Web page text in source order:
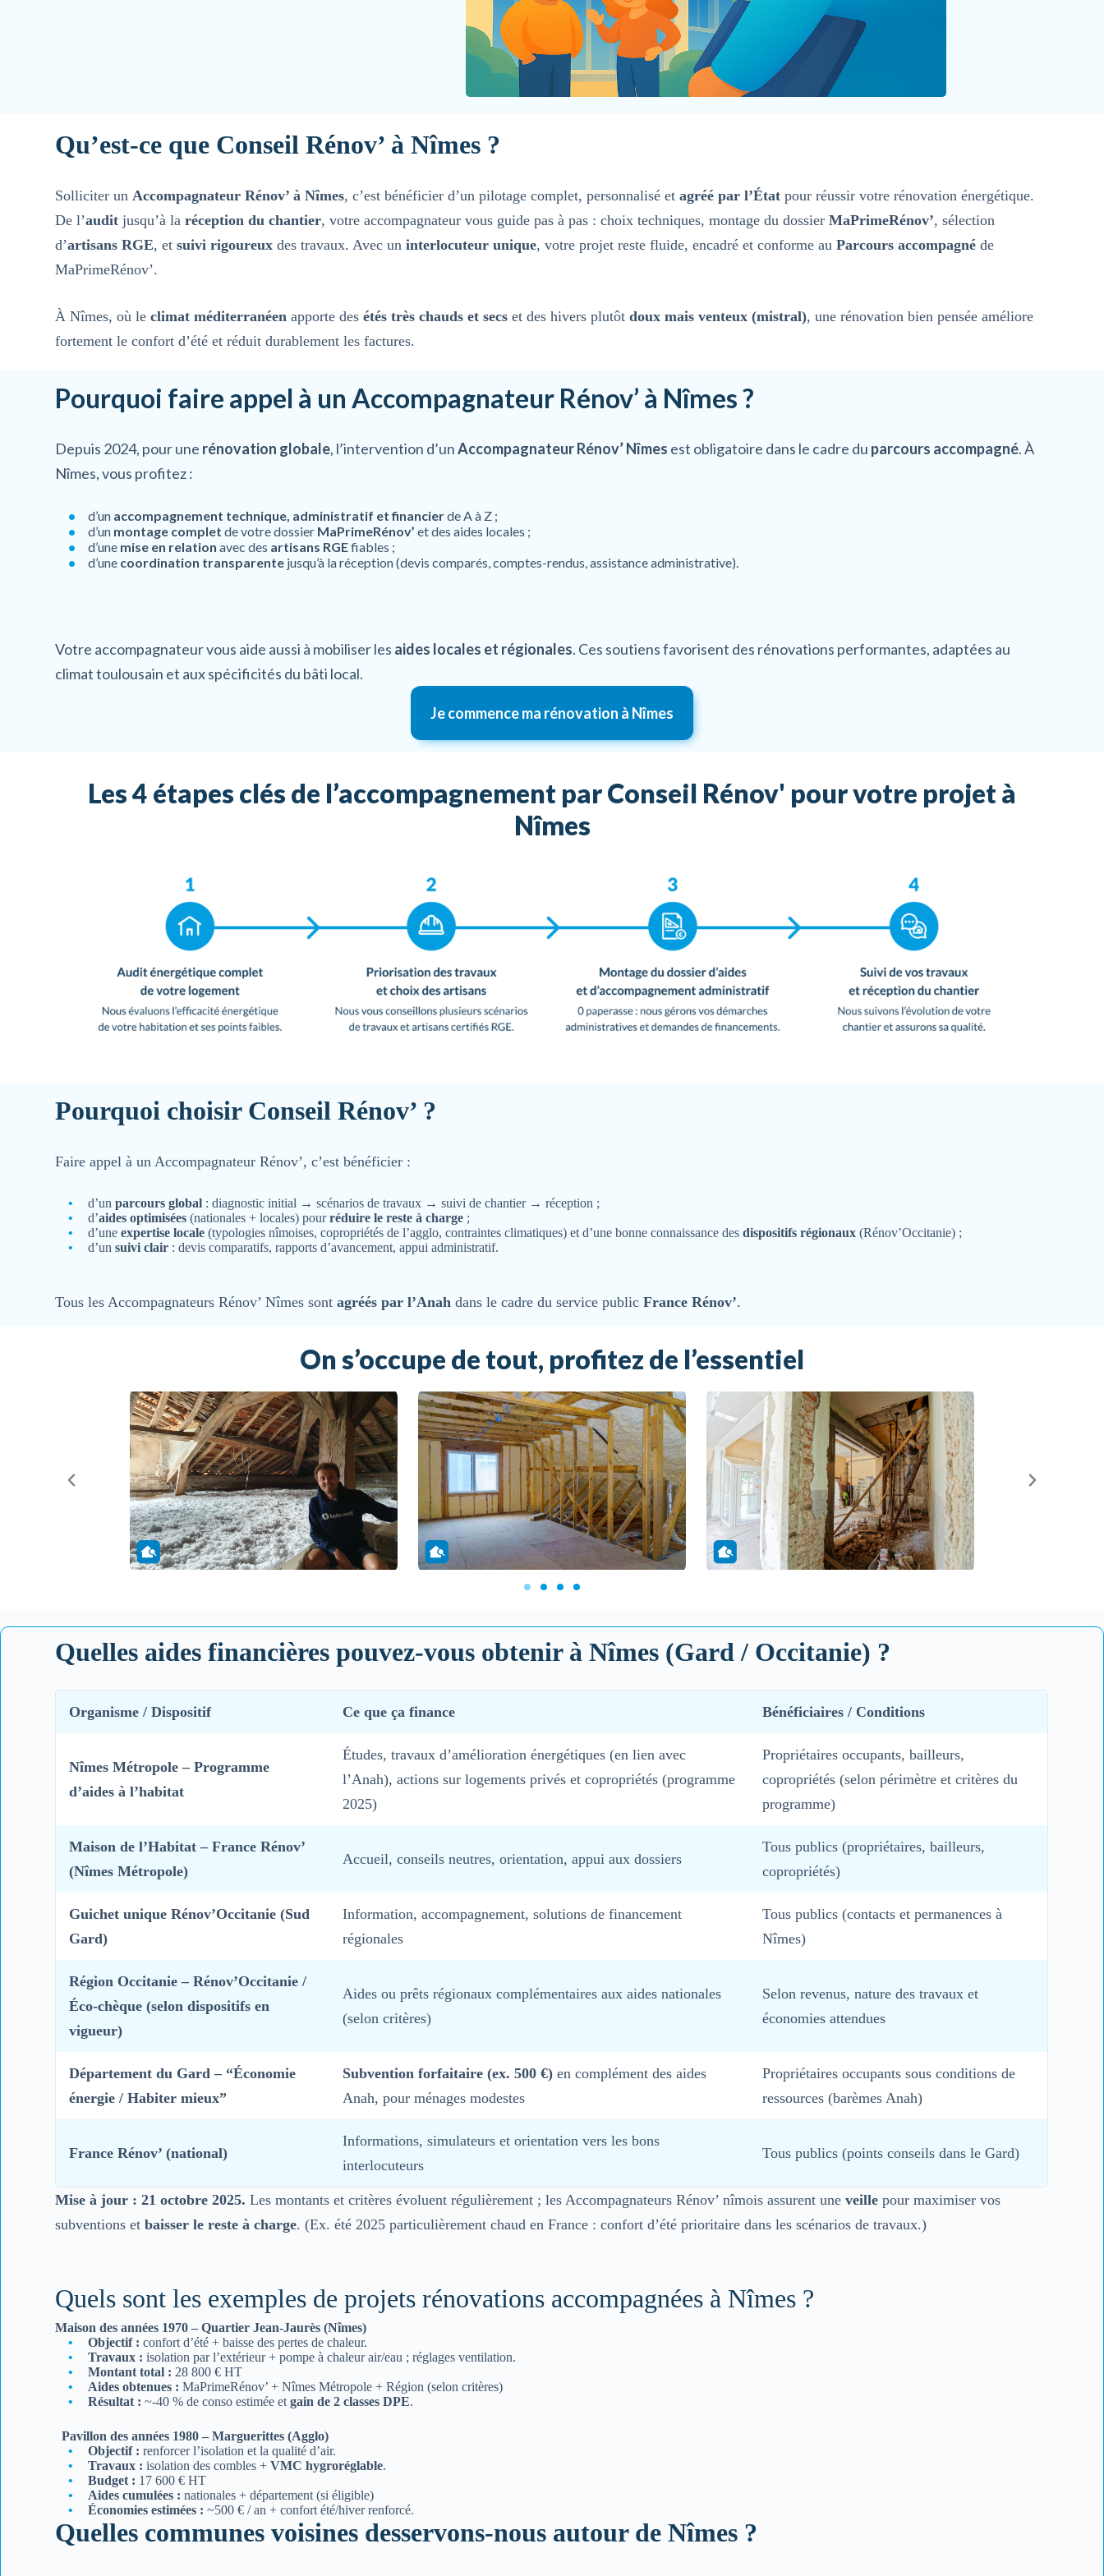
Qu’est-ce que Conseil Rénov’ à Nîmes ?
Solliciter un Accompagnateur Rénov’ à Nîmes, c’est bénéficier d’un pilotage complet, personnalisé etagréé par l’État pour réussir votre rénovation énergétique.
De l’audit jusqu’à laréception du chantier, votre accompagnateur vous guide pas à pas : choix techniques, montage du dossierMaPrimeRénov’, sélection
d’artisans RGE, etsuivi rigoureux des travaux. Avec uninterlocuteur unique, votre projet reste fluide, encadré et conforme auParcours accompagné de
MaPrimeRénov’.
À Nîmes, où leclimat méditerranéen apporte desétés très chauds et secs et des hivers plutôtdoux mais venteux (mistral), une rénovation bien pensée améliore
fortement le confort d’été et réduit durablement les factures.
Pourquoi faire appel à un Accompagnateur Rénov’ à Nîmes ?
Depuis 2024, pour une rénovation globale, l’intervention d’unAccompagnateur Rénov’Nîmes est obligatoire dans le cadre du parcours accompagné. À
Nîmes, vous profitez :
d’un accompagnement technique, administratif et financierde A à Z ;
d’un montage complet de votre dossier MaPrimeRénov’ et des aides locales ;
d’une mise en relation avec des artisans RGEfiables ;
d’une coordination transparente jusqu’à la réception (devis comparés, comptes-rendus, assistance administrative).
Votre accompagnateur vous aide aussi à mobiliser les aides locales et régionales. Ces soutiens favorisent des rénovations performantes, adaptées au
climat toulousain et aux spécificités du bâti local.
Je commence ma rénovation à Nîmes
Les 4 étapes clés de l’accompagnement par Conseil Rénov' pour votre projet à
Nîmes
Pourquoi choisir Conseil Rénov’ ?
Faire appel à un Accompagnateur Rénov’, c’est bénéficier :
d’unparcours global : diagnostic initial → scénarios de travaux → suivi de chantier → réception ;
d’aides optimisées (nationales + locales) pourréduire le reste à charge ;
d’uneexpertise locale (typologies nîmoises, copropriétés de l’agglo, contraintes climatiques) et d’une bonne connaissance desdispositifs régionaux (Rénov’Occitanie) ;
d’unsuivi clair : devis comparatifs, rapports d’avancement, appui administratif.
Tous les Accompagnateurs Rénov’ Nîmes sontagréés par l’Anah dans le cadre du service publicFrance Rénov’.
On s’occupe de tout, profitez de l’essentiel
Quelles aides financières pouvez-vous obtenir à Nîmes (Gard / Occitanie) ?
Organisme / Dispositif Ce que ça finance Bénéficiaires / Conditions
Nîmes Métropole – Programme
d’aides à l’habitat
Études, travaux d’amélioration énergétiques (en lien avec
l’Anah), actions sur logements privés et copropriétés (programme
2025)
Propriétaires occupants, bailleurs,
copropriétés (selon périmètre et critères du
programme)
Maison de l’Habitat – France Rénov’
(Nîmes Métropole)
Accueil, conseils neutres, orientation, appui aux dossiers
Tous publics (propriétaires, bailleurs,
copropriétés)
Guichet unique Rénov’Occitanie (Sud
Gard)
Information, accompagnement, solutions de financement
régionales
Tous publics (contacts et permanences à
Nîmes)
Région Occitanie – Rénov’Occitanie /
Éco-chèque (selon dispositifs en
vigueur)
Aides ou prêts régionaux complémentaires aux aides nationales
(selon critères)
Selon revenus, nature des travaux et
économies attendues
Département du Gard – “Économie
énergie / Habiter mieux”
Subvention forfaitaire (ex. 500 €) en complément des aides
Anah, pour ménages modestes
Propriétaires occupants sous conditions de
ressources (barèmes Anah)
France Rénov’ (national)
Informations, simulateurs et orientation vers les bons
interlocuteurs
Tous publics (points conseils dans le Gard)
Mise à jour : 21 octobre 2025. Les montants et critères évoluent régulièrement ; les Accompagnateurs Rénov’ nîmois assurent uneveille pour maximiser vos
subventions etbaisser le reste à charge. (Ex. été 2025 particulièrement chaud en France : confort d’été prioritaire dans les scénarios de travaux.)
Quels sont les exemples de projets rénovations accompagnées à Nîmes ?
Maison des années 1970 – Quartier Jean-Jaurès (Nîmes)
Objectif : confort d’été + baisse des pertes de chaleur.
Travaux : isolation par l’extérieur + pompe à chaleur air/eau ; réglages ventilation.
Montant total : 28 800 € HT
Aides obtenues : MaPrimeRénov’ + Nîmes Métropole + Région (selon critères)
Résultat : ~-40 % de conso estimée etgain de 2 classes DPE.
Pavillon des années 1980 – Marguerittes (Agglo)
Objectif : renforcer l’isolation et la qualité d’air.
Travaux : isolation des combles +VMC hygroréglable.
Budget : 17 600 € HT
Aides cumulées : nationales + département (si éligible)
Économies estimées : ~500 € / an + confort été/hiver renforcé.
Quelles communes voisines desservons-nous autour de Nîmes ?